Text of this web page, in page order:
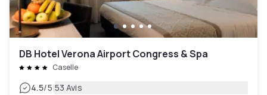
DB Hotel Verona Airport Congress & Spa
Caselle
4.5/5|53 Avis